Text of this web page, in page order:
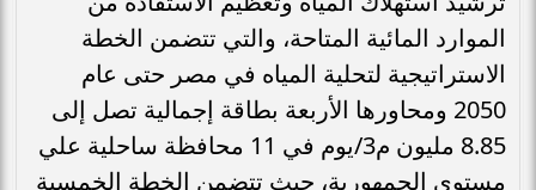
الموارد المائية المتاحة، والتي تتضمن الخطة
الاستراتيجية لتحلية المياه في مصر حتى عام
2050 ومحاورها الأربعة بطاقة إجمالية تصل إلى
8.85 مليون م3/يوم في 11 محافظة ساحلية علي
مستوى الجمهورية، حيث تتضمن الخطة الخمسية